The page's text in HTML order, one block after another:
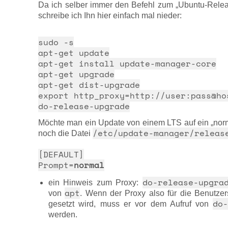
Da ich selber immer den Befehl zum „Ubuntu-
schreibe ich Ihn hier einfach mal nieder:
sudo -s
apt-get update
apt-get install update-manager-core
apt-get upgrade
apt-get dist-upgrade
export http_proxy=http://
do-release-upgrade
Möchte man ein Update von einem LTS auf ein
noch die Datei /etc/update-manager/
[DEFAULT]
Prompt=normal
ein Hinweis zum Proxy: do-release-
vonapt. Wenn der Proxy also für die
gesetzt wird, muss er vor dem Aufruf von
werden.